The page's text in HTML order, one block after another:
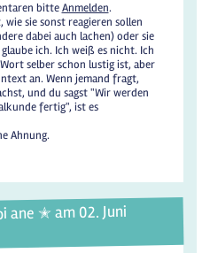
bitteAnmelden.
wie sie sonst reagieren sollen
dabei auch lachen) oder sie
ich. Ich weiß es nicht. Ich
selber schon lustig ist, aber
an. Wenn jemand fragt,
und du sagst "Wir werden
fertig", ist es
Ahnung.
ane ✭ am 02. Juni